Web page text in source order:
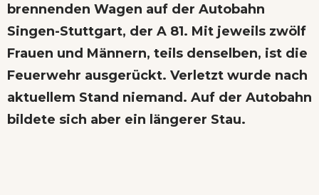
brennenden Wagen auf der Autobahn
Singen-Stuttgart, der A 81. Mit jeweils zwölf
Frauen und Männern, teils denselben, ist die
Feuerwehr ausgerückt. Verletzt wurde nach
aktuellem Stand niemand. Auf der Autobahn
bildete sich aber ein längerer Stau.